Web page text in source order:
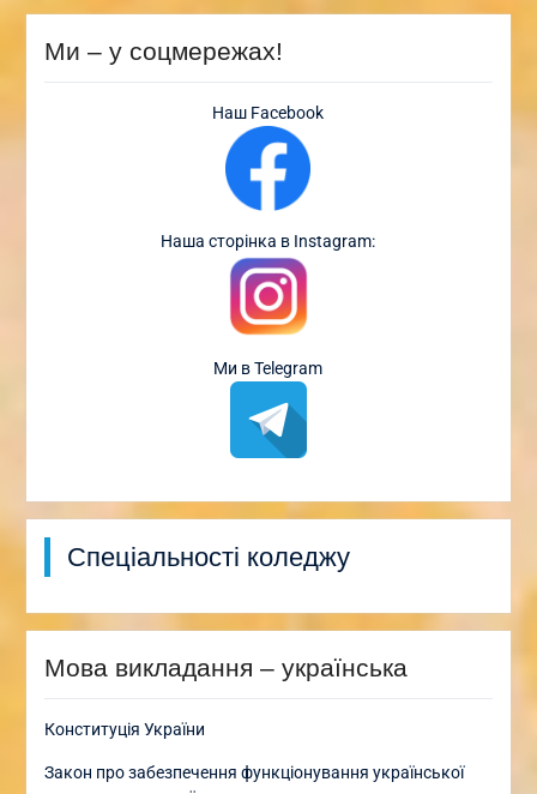
Ми – у соцмережах!
Наш Facebook
Наша сторінка в Instagram:
Ми в Telegram
Спеціальності коледжу
Мова викладання – українська
Конституція України
Закон про забезпечення функціонування української